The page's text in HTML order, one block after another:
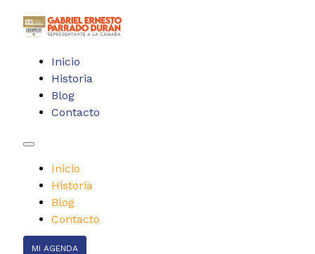
Inicio
Historia
Blog
Contacto
Inicio
Historia
Blog
Contacto
MI AGENDA